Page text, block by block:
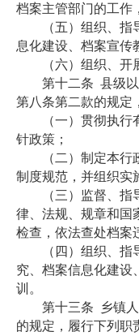
档案主管部门的工作
（五）组织、
息化建设、档案宣传
（六）组织、开
第十二条 县级
第八条第二款的规定
（一）贯彻执
针政策；
（二）制定本
制度规范，并组织实
（三）监督、
律、法规、规章和国
检查，依法查处档案
（四）组织、
究、档案信息化建设
训。
第十三条
乡镇
的规定，履行下列职